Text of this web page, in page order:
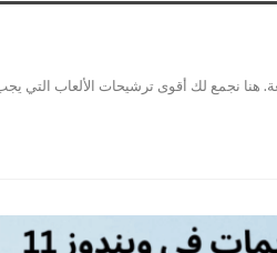
نجمع لك أقوى ترشيحات الألعاب التي يجب